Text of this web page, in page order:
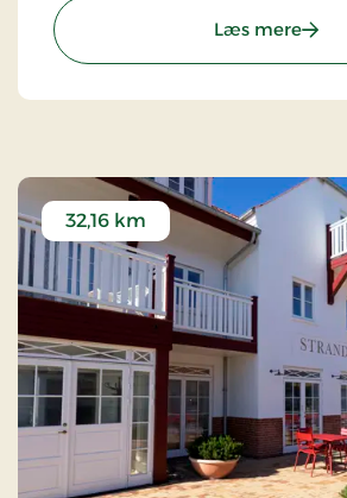
Læs mere:
32,16 km